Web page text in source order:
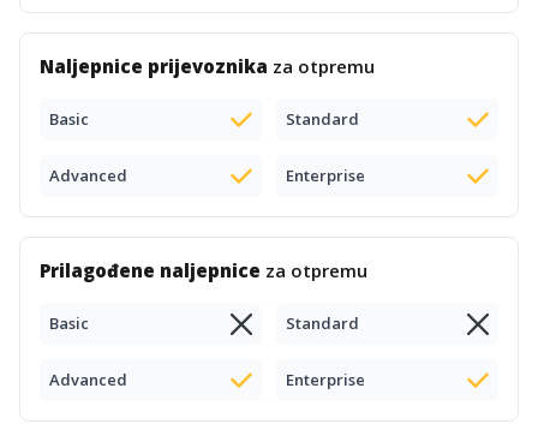
Naljepnice prijevoznika za otpremu
Basic Standard
Advanced Enterprise
Prilagođene naljepnice za otpremu
Basic Standard
Advanced Enterprise